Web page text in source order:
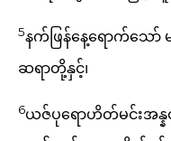
5နက်ဖြန်နေ့ရောက်သော်
ဆရာတို့နှင့်၊
6ယဇ်ပုရောဟိတ်မင်းအန္န